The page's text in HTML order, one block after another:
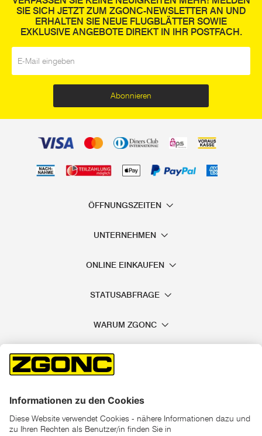
SIE SICH JETZT ZUM ZGONC-NEWSLETTER AN UND
ERHALTEN SIE NEUE FLUGBLÄTTER SOWIE
EXKLUSIVE ANGEBOTE DIREKT IN IHR POSTFACH.
Abonnieren
ÖFFNUNGSZEITEN
UNTERNEHMEN
ONLINE EINKAUFEN
STATUSABFRAGE
WARUM ZGONC